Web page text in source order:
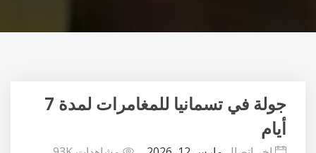
جولة في تسمانيا للمغامرات لمدة 7
أيام